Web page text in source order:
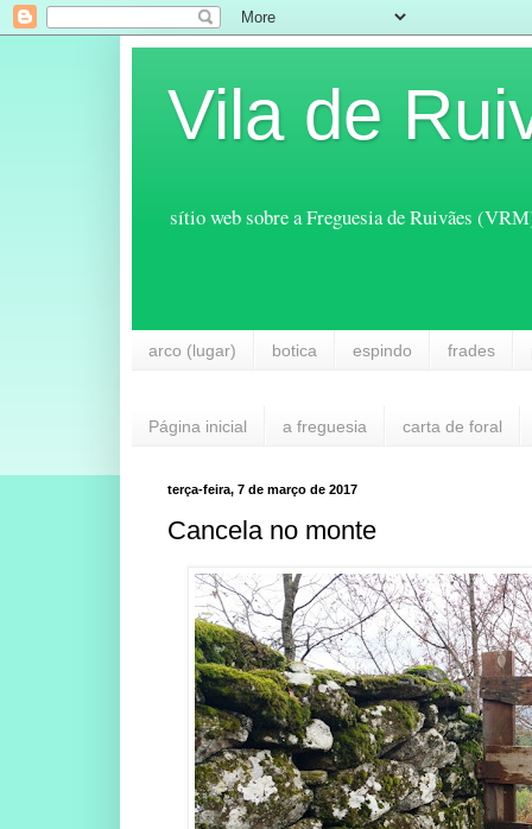
Vila de
sítio web sobre a Freguesia de Ruivães
arco (lugar) botica espindo frades
Página inicial a freguesia carta de foral
terça-feira, 7 de março de 2017
Cancela no monte